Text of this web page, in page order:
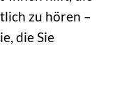
zu hören –
die Sie